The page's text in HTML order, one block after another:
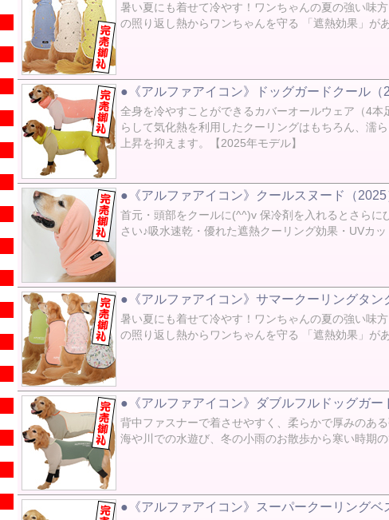
暑い夏にも着せて冷やす！ワンちゃんの夏の強い味
の照り返し熱からワンちゃんを守る 「遮熱効果」が
●《アルファアイコン》ドッグガードクール（
全身を冷やすことができるカバーオールウェア（4
らして気化熱を利用したクーリングはもちろん、濡
上昇を抑えます。【2025年モデル】
●《アルファアイコン》クールスヌード（2025
首元・頭部をクールに(^^)v 保冷剤を入れるとさら
さい♪吸水速乾・優れた遮熱クーリング効果・UVカ
●《アルファアイコン》サマークーリングタン
暑い夏にも着せて冷やす！ワンちゃんの夏の強い味
の照り返し熱からワンちゃんを守る 「遮熱効果」が
●《アルファアイコン》ダブルフルドッグガー
背中ファスナーで着させやすく、柔らかで厚みのあ
海や川での水遊び、冬の小雨のお散歩から寒い時期
●《アルファアイコン》スーパークーリングベ